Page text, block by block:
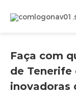
Faça com
de Tenerife
inovadoras